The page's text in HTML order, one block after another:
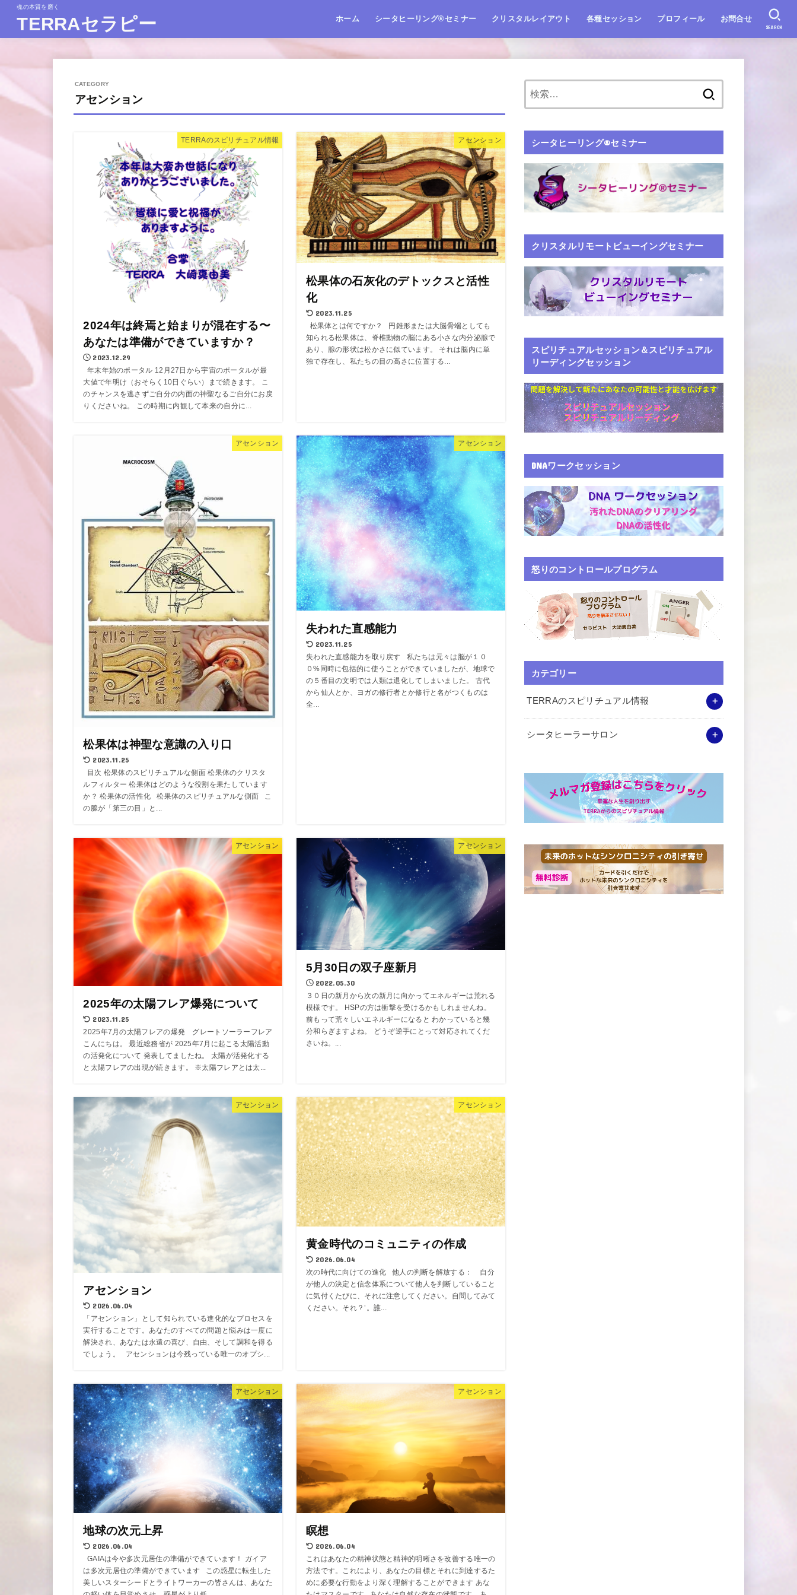
魂の本質を磨く
TERRAセラピー ホーム シータヒーリング®️セミナー クリスタルレイアウト 各種セッション プロフィール お問合せ
SEARCH
アセンション
TERRAのスピリチュアル情報
2024年は終焉と始まりが混在する〜
あなたは準備ができていますか？
2023.12.29
年末年始のポータル 12月27日から宇宙のポータルが最
大値で年明け（おそらく10日ぐらい）まで続きます。 こ
のチャンスを逃さずご自分の内面の神聖なるご自分にお戻
りくださいね。 この時期に内観して本来の自分に...
アセンション
松果体の石灰化のデトックスと活性
化
2023.11.25
松果体とは何ですか？ 円錐形または大脳骨端としても
知られる松果体は、脊椎動物の脳にある小さな内分泌腺で
あり、腺の形状は松かさに似ています。 それは脳内に単
独で存在し、私たちの目の高さに位置する...
アセンション
松果体は神聖な意識の入り口
2023.11.25
目次 松果体のスピリチュアルな側面 松果体のクリスタ
ルフィルター 松果体はどのような役割を果たしています
か？ 松果体の活性化 松果体のスピリチュアルな側面 こ
の腺が「第三の目」と...
アセンション
失われた直感能力
2023.11.25
失われた直感能力を取り戻す 私たちは元々は脳が１０
０%同時に包括的に使うことができていましたが、地球で
の５番目の文明では人類は退化してしまいました。 古代
から仙人とか、ヨガの修行者とか修行と名がつくものは
全...
アセンション
2025年の太陽フレア爆発について
2023.11.25
2025年7月の太陽フレアの爆発 グレートソーラーフレア
こんにちは。 最近総務省が 2025年7月に起こる太陽活動
の活発化について 発表してましたね。 太陽が活発化する
と太陽フレアの出現が続きます。 ※太陽フレアとは太...
アセンション
5月30日の双子座新月
2022.05.30
３０日の新月から次の新月に向かってエネルギーは荒れる
模様です。 HSPの方は衝撃を受けるかもしれませんね。
前もって荒々しいエネルギーになると わかっていると幾
分和らぎますよね。 どうぞ逆手にとって対応されてくだ
さいね。...
アセンション
アセンション
2026.06.04
「アセンション」として知られている進化的なプロセスを
実行することです。あなたのすべての問題と悩みは一度に
解決され、あなたは永遠の喜び、自由、そして調和を得る
でしょう。 アセンションは今残っている唯一のオプシ...
アセンション
黄金時代のコミュニティの作成
2026.06.04
次の時代に向けての進化 他人の判断を解放する： 自分
が他人の決定と信念体系について他人を判断していること
に気付くたびに、それに注意してください。自問してみて
ください。それ？’。誰...
アセンション
地球の次元上昇
2026.06.04
GAIAは今や多次元居住の準備ができています！ ガイア
は多次元居住の準備ができています この惑星に転生した
美しいスターシードとライトワーカーの皆さんは、あなた
アセンション
瞑想
2026.06.04
これはあなたの精神状態と精神的明晰さを改善する唯一の
方法です。これにより、あなたの目標とそれに到達するた
めに必要な行動をより深く理解することができます あな
シータヒーリング®️セミナー
クリスタルリモートビューイングセミナー
スピリチュアルセッション＆スピリチュアル
リーディングセッション
DNAワークセッション
怒りのコントロールプログラム
カテゴリー
TERRAのスピリチュアル情報
シータヒーラーサロン